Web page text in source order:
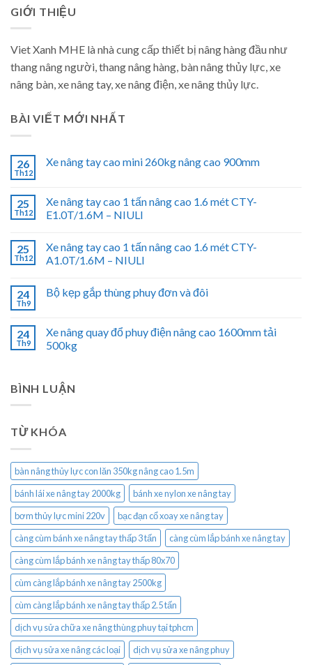
GIỚI THIỆU
Viet Xanh MHE là nhà cung cấp thiết bị nâng hàng đầu như
thang nâng người, thang nâng hàng, bàn nâng thủy lực, xe
nâng bàn, xe nâng tay, xe nâng điện, xe nâng thủy lực.
BÀI VIẾT MỚI NHẤT
26
Th12
Xe nâng tay cao mini 260kg nâng cao 900mm
25
Th12
Xe nâng tay cao 1 tấn nâng cao 1.6 mét CTY-
E1.0T/1.6M – NIULI
25
Th12
Xe nâng tay cao 1 tấn nâng cao 1.6 mét CTY-
A1.0T/1.6M – NIULI
24
Th9
Bộ kẹp gắp thùng phuy đơn và đôi
24
Th9
Xe nâng quay đổ phuy điện nâng cao 1600mm tải
500kg
BÌNH LUẬN
TỪ KHÓA
bàn nâng thủy lực con lăn 350kg nâng cao 1.5m
bánh lái xe nâng tay 2000kg
bánh xe nylon xe nâng tay
bơm thủy lực mini 220v
bạc đạn cổ xoay xe nâng tay
càng cùm bánh xe nâng tay thấp 3 tấn
càng cùm lắp bánh xe nâng tay
càng cùm lắp bánh xe nâng tay thấp 80x70
cùm càng lắp bánh xe nâng tay 2500kg
cùm càng lắp bánh xe nâng tay thấp 2.5 tấn
dịch vụ sửa chữa xe nâng thùng phuy tại tphcm
dịch vụ sửa xe nâng các loại
dịch vụ sửa xe nâng phuy